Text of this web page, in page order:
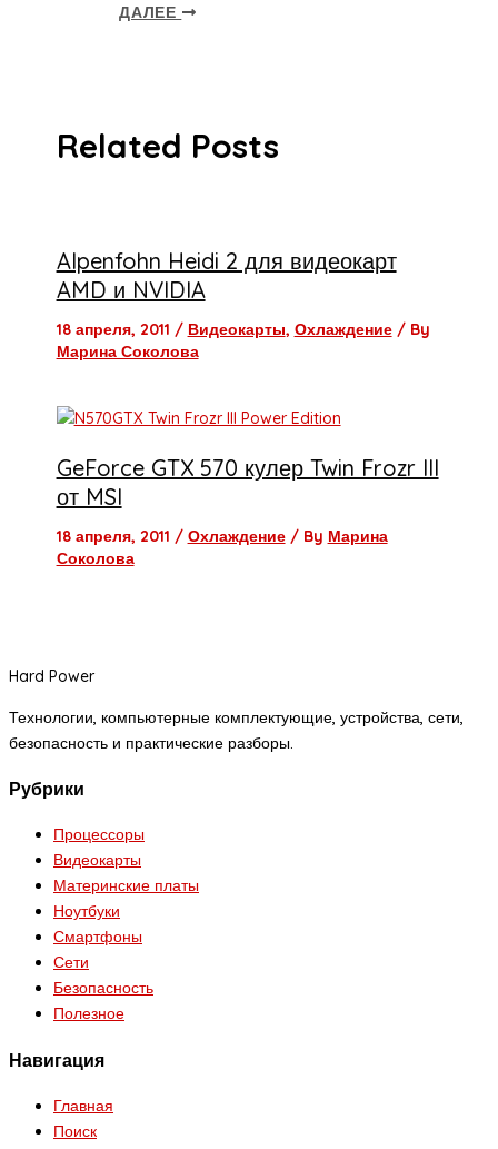
ДАЛЕЕ
Related Posts
Alpenfohn Heidi 2 для видеокарт
AMD и NVIDIA
18 апреля, 2011 / Видеокарты, Охлаждение/ By
Марина Соколова
GeForce GTX 570 кулер Twin Frozr III
от MSI
18 апреля, 2011 / Охлаждение/ By Марина
Соколова
Hard Power
Технологии, компьютерные комплектующие, устройства, сети,
безопасность и практические разборы.
Рубрики
Процессоры
Видеокарты
Материнские платы
Ноутбуки
Смартфоны
Сети
Безопасность
Полезное
Навигация
Главная
Поиск